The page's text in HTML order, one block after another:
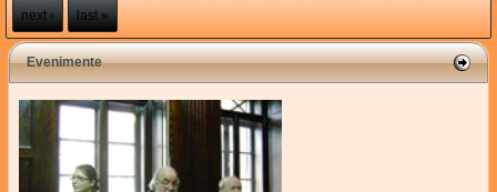
next › last »
Evenimente